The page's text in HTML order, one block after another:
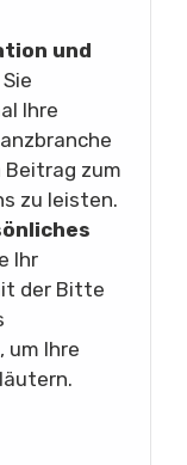
und
Ihre
Beitrag zum
zu leisten.
Ihr
der Bitte
um Ihre